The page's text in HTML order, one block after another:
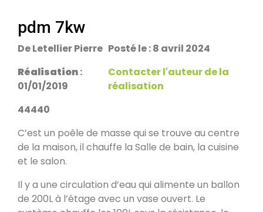
Rans 39700
PDM Yoloxalis
pdm 7kw
De Letellier Pierre
Réalisation:
01/01/2019
44440
Posté le : 8 avril 2024
Contacter l'auteur de la
réalisation
C’est un poêle de masse qui se trouve au centre
de la maison, il chauffe la Salle de bain, la cuisine
et le salon.
Il y a une circulation d’eau qui alimente un ballon
de 200L à l’étage avec un vase ouvert. Le